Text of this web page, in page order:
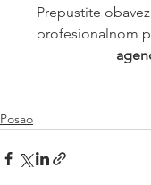
Prepustite
profesionalnom
Posao